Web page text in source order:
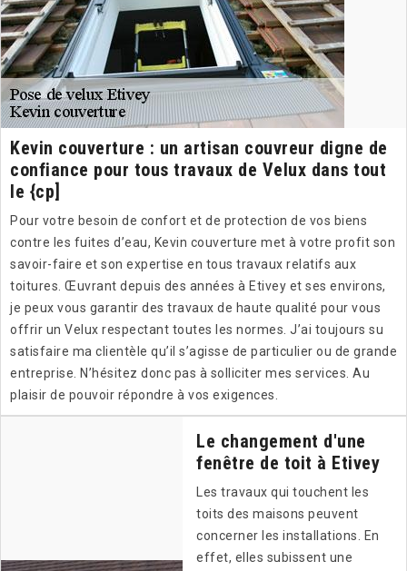
Kevin couverture : un artisan couvreur digne de
confiance pour tous travaux de Velux dans tout
le {cp]
Pour votre besoin de confort et de protection de vos biens
contre les fuites d’eau, Kevin couverture met à votre profit son
savoir-faire et son expertise en tous travaux relatifs aux
toitures. Œuvrant depuis des années à Etivey et ses environs,
je peux vous garantir des travaux de haute qualité pour vous
offrir un Velux respectant toutes les normes. J’ai toujours su
satisfaire ma clientèle qu’il s’agisse de particulier ou de grande
entreprise. N’hésitez donc pas à solliciter mes services. Au
plaisir de pouvoir répondre à vos exigences.
Le changement d'une
fenêtre de toit à Etivey
Les travaux qui touchent les
toits des maisons peuvent
concerner les installations. En
effet, elles subissent une